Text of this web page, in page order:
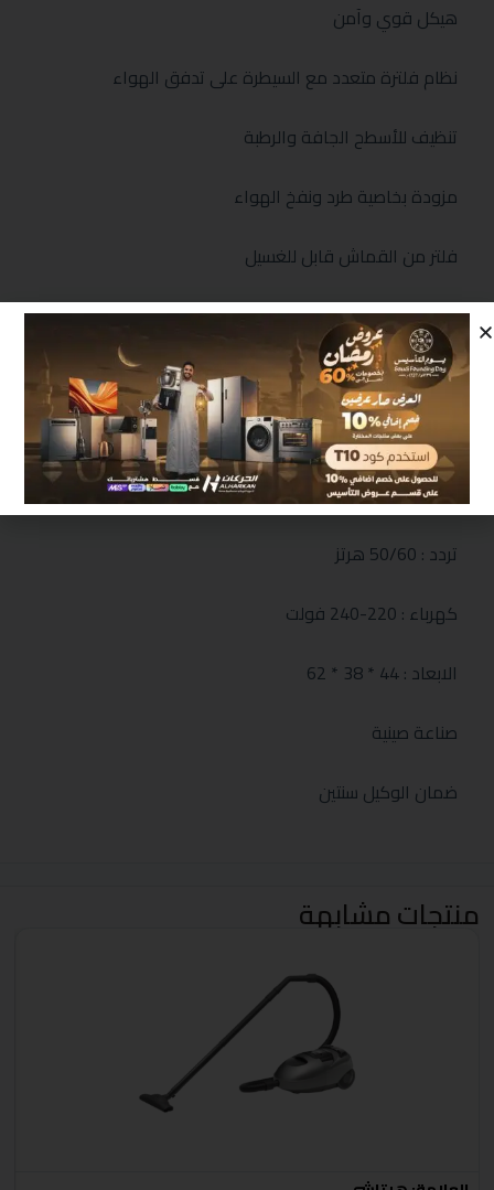
هيكل قوي وآمن
نظام فلترة متعدد مع السيطرة على تدفق الهواء
تنظيف للأسطح الجافة والرطبة
مزودة بخاصية طرد ونفخ الهواء
فلتر من القماش قابل للغسيل
عصا المكنسة مع الخرطوم 2 متر ونص
السلك 5متر
الواط : 2300واط
السعة 30لتر
تردد : 50/60 هرتز
كهرباء : 220-240 فولت
الابعاد : 44 * 38 * 62
صناعة صينية
ضمان الوكيل سنتين
منتجات مشابهة